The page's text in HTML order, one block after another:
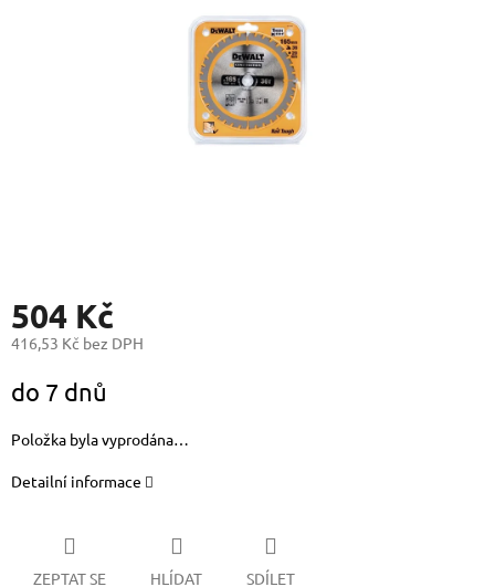
504 Kč
416,53 Kč bez DPH
cena:
do 7 dnů
Položka byla vyprodána…
Detailní informace
ZEPTAT SE HLÍDAT SDÍLET